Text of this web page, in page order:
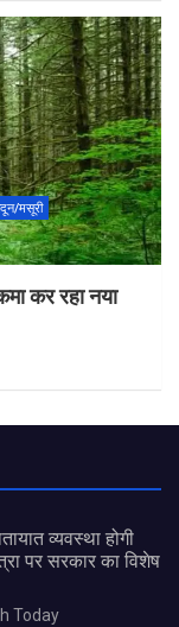
मसूरी
कर रहा नया
व्यवस्था होगी
पर सरकार का विशेष
Today